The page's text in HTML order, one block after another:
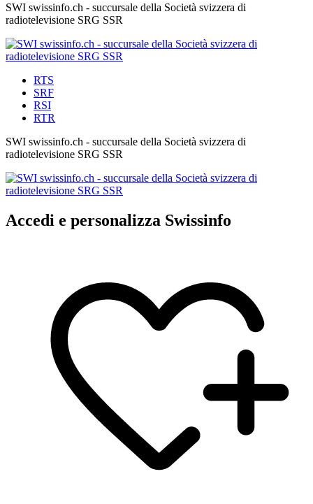
SWI swissinfo.ch - succursale della Società svizzera di
radiotelevisione SRG SSR
RTS
SRF
RSI
RTR
SWI swissinfo.ch - succursale della Società svizzera di
radiotelevisione SRG SSR
Accedi e personalizza Swissinfo